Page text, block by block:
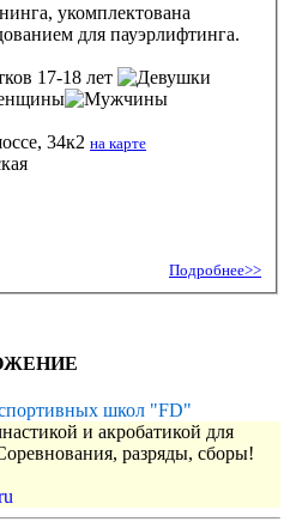
укомплектована
для пауэрлифтинга.
17-18 лет
34к2 на карте
Подробнее>>
спортивных школ "FD"
и акробатикой для
разряды, сборы!